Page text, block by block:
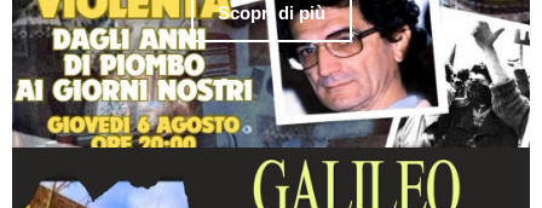
Scopri di più